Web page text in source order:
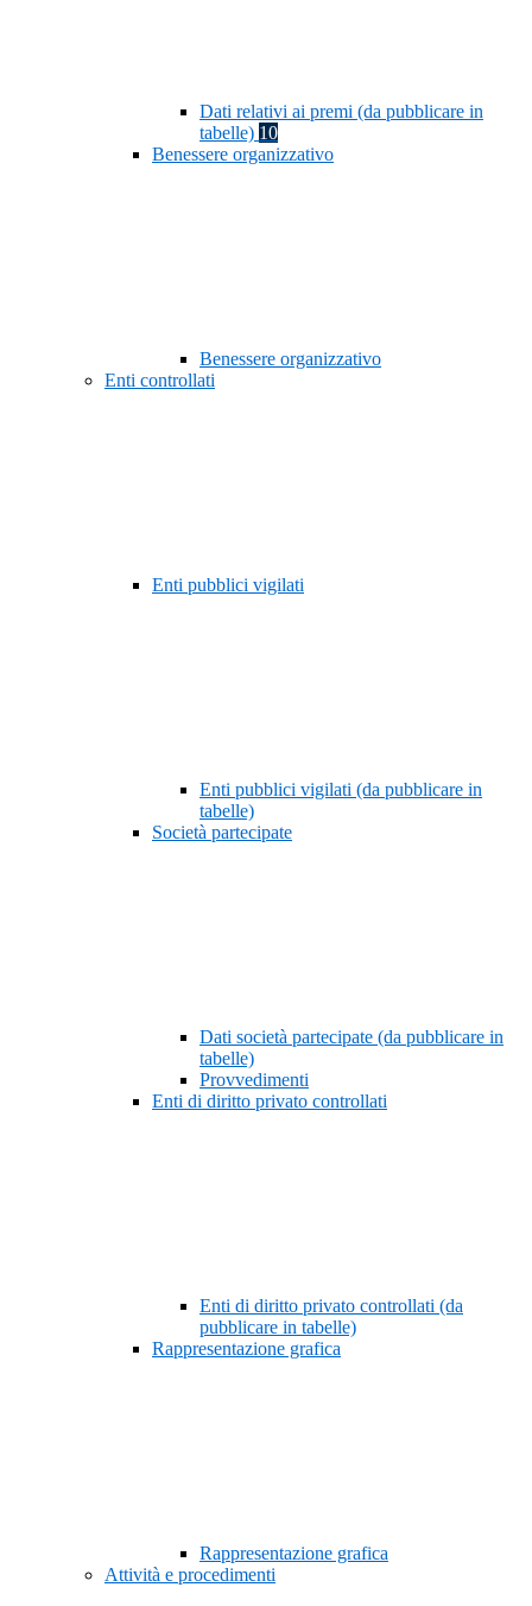
Dati relativi ai premi (da pubblicare in
tabelle) 10
Benessere organizzativo
Benessere organizzativo
Enti controllati
Enti pubblici vigilati
Enti pubblici vigilati (da pubblicare in
tabelle)
Società partecipate
Dati società partecipate (da pubblicare in
tabelle)
Provvedimenti
Enti di diritto privato controllati
Enti di diritto privato controllati (da
pubblicare in tabelle)
Rappresentazione grafica
Rappresentazione grafica
Attività e procedimenti